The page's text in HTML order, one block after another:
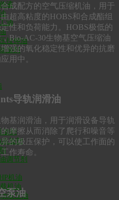
液
油
拉伸油
加剂
加剂
添加剂
调节剂
机油
机油
液压油
成配方的空气压缩机油，用于
超高粘度的HOBS和合成酯组
性和负荷能力。HOBS极低的
Bio-AC-30生物基空气压缩油
强的氧化稳定性和优异的抗磨
用中。
导轨润滑油
基润滑油，用于润滑设备导轨
摩擦从而消除了爬行和噪音等
的极压保护，可以使工作面的
作寿命。
泵油